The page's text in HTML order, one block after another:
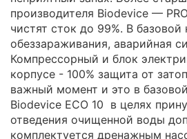
производителя Biodevice —
чистят сток до 99%. В
обеззараживания, аварийная
Компрессорный и блок
корпусе - 100% защита от
важный момент и это в
Biodevice ECO 10 в целях
отведения очищенной воды
комплектуется дренажным